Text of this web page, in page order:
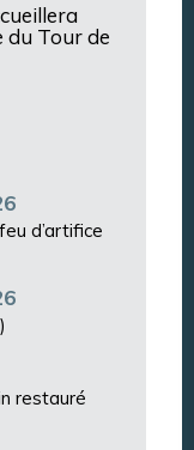
du Tour de
d’artifice
restauré